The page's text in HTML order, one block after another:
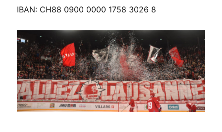
IBAN: CH88 0900 0000 1758 3026 8